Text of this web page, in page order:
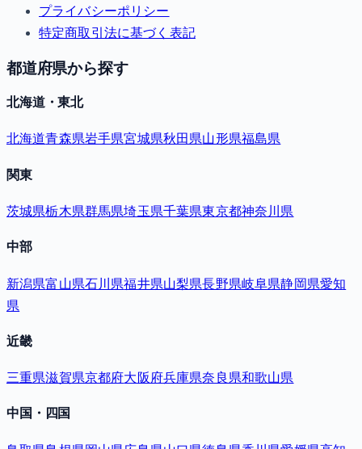
プライバシーポリシー
特定商取引法に基づく表記
都道府県から探す
北海道・東北
北海道青森県岩手県宮城県秋田県山形県福島県
関東
茨城県栃木県群馬県埼玉県千葉県東京都神奈川県
中部
新潟県富山県石川県福井県山梨県長野県岐阜県静岡県愛知
県
近畿
三重県滋賀県京都府大阪府兵庫県奈良県和歌山県
中国・四国